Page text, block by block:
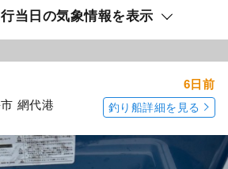
当日の気象情報を表示
網代港
6日前
釣り船詳細を見る